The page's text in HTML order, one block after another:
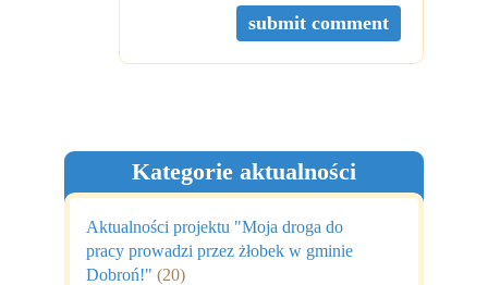
Kategorie aktualności
Aktualności projektu "Moja droga do
pracy prowadzi przez żłobek w gminie
Dobroń!" (20)